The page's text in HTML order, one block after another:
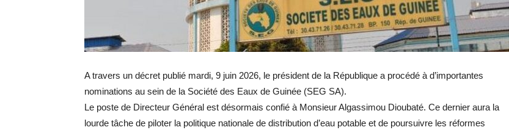
A travers un décret publié mardi, 9 juin 2026, le président de la République a procédé à d’importantes
nominations au sein de la Société des Eaux de Guinée (SEG SA).
Le poste de Directeur Général est désormais confié à Monsieur Algassimou Dioubaté. Ce dernier aura la
lourde tâche de piloter la politique nationale de distribution d’eau potable et de poursuivre les réformes